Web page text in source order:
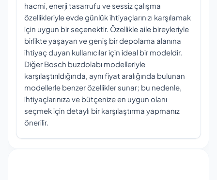
hacmi, enerji tasarrufu ve sessiz çalışma
özellikleriyle evde günlük ihtiyaçlarınızı karşılamak
için uygun bir seçenektir. Özellikle aile bireyleriyle
birlikte yaşayan ve geniş bir depolama alanına
ihtiyaç duyan kullanıcılar için ideal bir modeldir.
Diğer Bosch buzdolabı modelleriyle
karşılaştırıldığında, aynı fiyat aralığında bulunan
modellerle benzer özellikler sunar; bu nedenle,
ihtiyaçlarınıza ve bütçenize en uygun olanı
seçmek için detaylı bir karşılaştırma yapmanız
önerilir.